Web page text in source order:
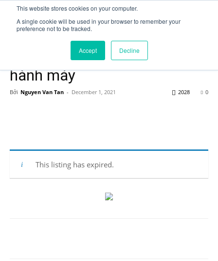
This website stores cookies on your computer.
A single cookie will be used in your browser to remember your
preference not to be tracked.
Accept Decline
[Đồng Nai] Kỹ thuật viên vận
hành máy
Bởi Nguyen Van Tan - December 1, 2021 0
2028
This listing has expired.